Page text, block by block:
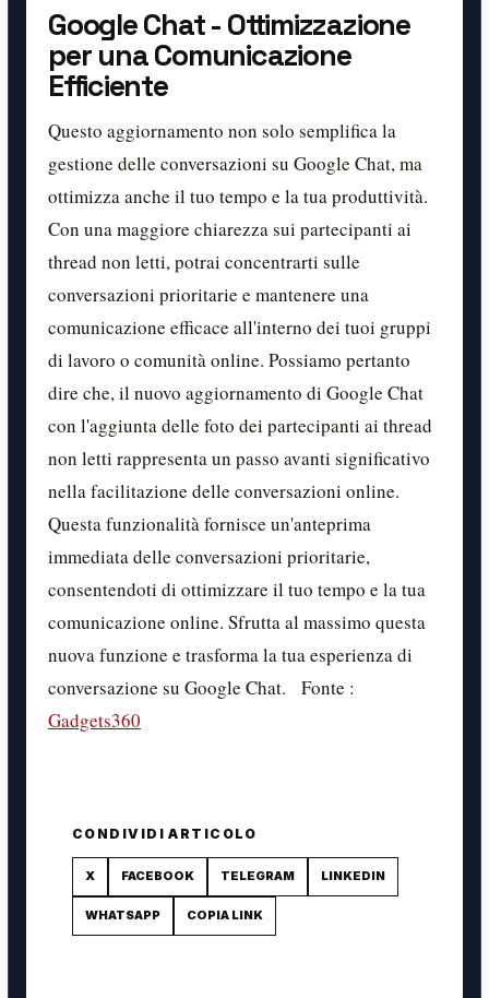
Google Chat - Ottimizzazione
per una Comunicazione
Efficiente
Questo aggiornamento non solo semplifica la
gestione delle conversazioni su Google Chat, ma
ottimizza anche il tuo tempo e la tua produttività.
Con una maggiore chiarezza sui partecipanti ai
thread non letti, potrai concentrarti sulle
conversazioni prioritarie e mantenere una
comunicazione efficace all'interno dei tuoi gruppi
di lavoro o comunità online. Possiamo pertanto
dire che, il nuovo aggiornamento di Google Chat
con l'aggiunta delle foto dei partecipanti ai thread
non letti rappresenta un passo avanti significativo
nella facilitazione delle conversazioni online.
Questa funzionalità fornisce un'anteprima
immediata delle conversazioni prioritarie,
consentendoti di ottimizzare il tuo tempo e la tua
comunicazione online. Sfrutta al massimo questa
nuova funzione e trasforma la tua esperienza di
conversazione su Google Chat. Fonte :
Gadgets360
CONDIVIDI ARTICOLO
X FACEBOOK TELEGRAM LINKEDIN
WHATSAPP COPIA LINK